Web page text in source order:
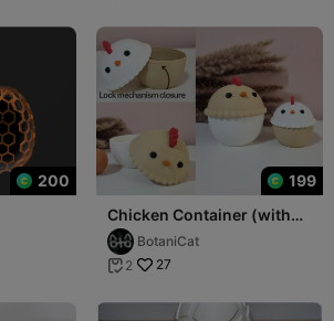
200
199
Chicken Container (with
secure closure)
BotaniCat
 2 27